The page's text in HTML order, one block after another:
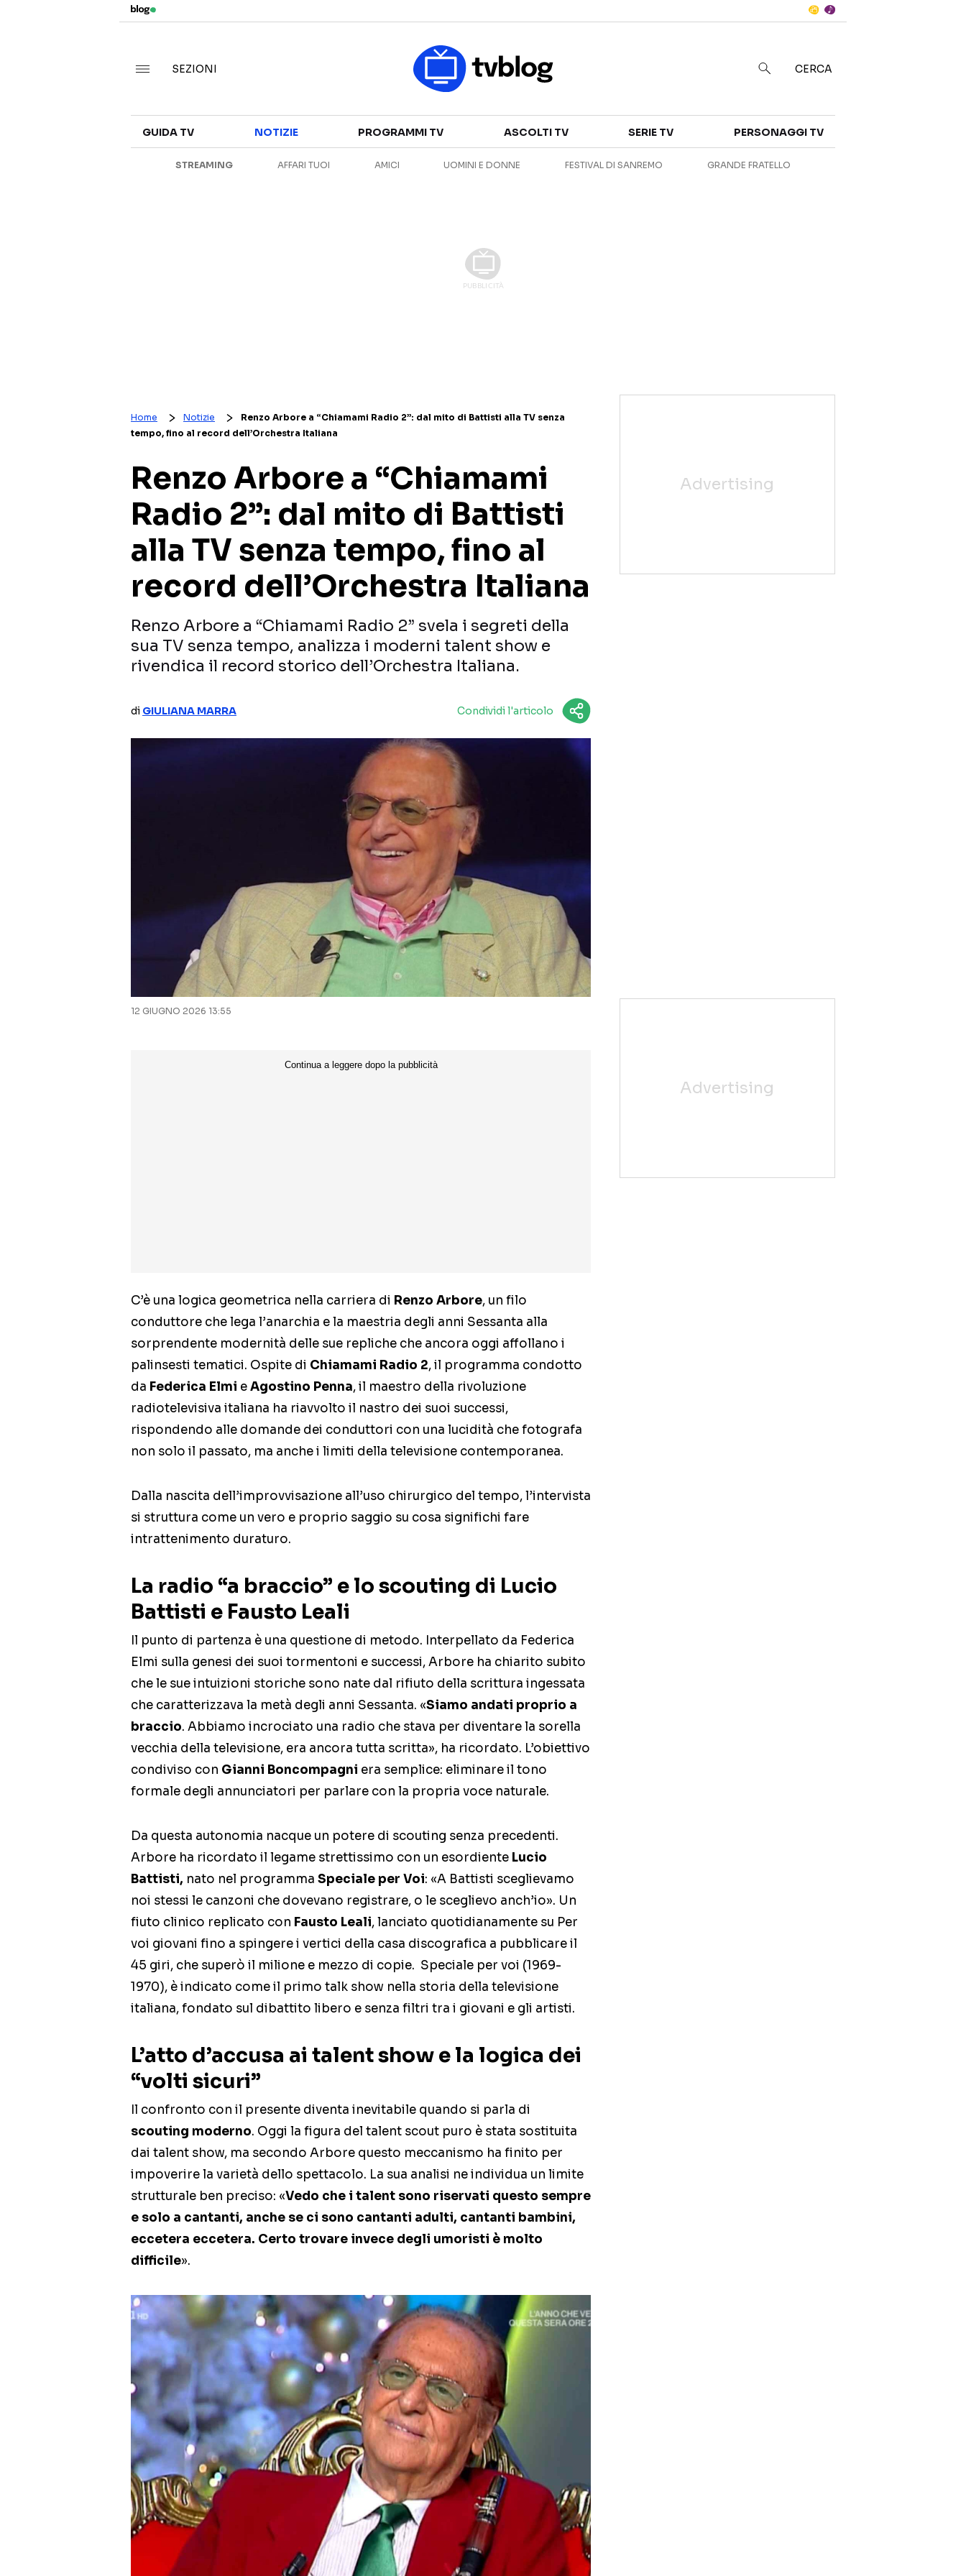
CANALI TV
SERIE TV
ANTEPRIME
SEZIONI CERCA
GUIDA TV NOTIZIE PROGRAMMI TV ASCOLTI TV SERIE TV PERSONAGGI TV
STREAMING AFFARI TUOI AMICI UOMINI E DONNE FESTIVAL DI SANREMO GRANDE FRATELLO
Home Notizie
Renzo Arbore a “Chiamami Radio 2”: dal mito di Battisti alla TV senza
tempo, fino al record dell’Orchestra Italiana
Renzo Arbore a “Chiamami
Radio 2”: dal mito di Battisti
alla TV senza tempo, fino al
record dell’Orchestra Italiana
Renzo Arbore a “Chiamami Radio 2” svela i segreti della
sua TV senza tempo, analizza i moderni talent show e
rivendica il record storico dell’Orchestra Italiana.
di GIULIANA MARRA Condividi l'articolo
12 GIUGNO 2026 13:55
C’è una logica geometrica nella carriera di Renzo Arbore, un filo
conduttore che lega l’anarchia e la maestria degli anni Sessanta alla
sorprendente modernità delle sue repliche che ancora oggi affollano i
palinsesti tematici. Ospite di Chiamami Radio 2, il programma condotto
da Federica Elmi eAgostino Penna, il maestro della rivoluzione
radiotelevisiva italiana ha riavvolto il nastro dei suoi successi,
rispondendo alle domande dei conduttori con una lucidità che fotografa
non solo il passato, ma anche i limiti della televisione contemporanea.
Dalla nascita dell’improvvisazione all’uso chirurgico del tempo, l’intervista
si struttura come un vero e proprio saggio su cosa significhi fare
intrattenimento duraturo.
La radio “a braccio” e lo scouting di Lucio
Battisti e Fausto Leali
Il punto di partenza è una questione di metodo. Interpellato da Federica
Elmi sulla genesi dei suoi tormentoni e successi, Arbore ha chiarito subito
che le sue intuizioni storiche sono nate dal rifiuto della scrittura ingessata
che caratterizzava la metà degli anni Sessanta. «Siamo andati proprio a
braccio. Abbiamo incrociato una radio che stava per diventare la sorella
vecchia della televisione, era ancora tutta scritta», ha ricordato. L’obiettivo
condiviso con Gianni Boncompagni era semplice: eliminare il tono
formale degli annunciatori per parlare con la propria voce naturale.
Da questa autonomia nacque un potere di scouting senza precedenti.
Arbore ha ricordato il legame strettissimo con un esordiente Lucio
Battisti, nato nel programma Speciale per Voi: «A Battisti sceglievamo
noi stessi le canzoni che dovevano registrare, o le sceglievo anch’io». Un
fiuto clinico replicato con Fausto Leali, lanciato quotidianamente su Per
voi giovani fino a spingere i vertici della casa discografica a pubblicare il
45 giri, che superò il milione e mezzo di copie. Speciale per voi (1969-
1970), è indicato come il primo talk show nella storia della televisione
italiana, fondato sul dibattito libero e senza filtri tra i giovani e gli artisti.
L’atto d’accusa ai talent show e la logica dei
“volti sicuri”
Il confronto con il presente diventa inevitabile quando si parla di
scouting moderno. Oggi la figura del talent scout puro è stata sostituita
dai talent show, ma secondo Arbore questo meccanismo ha finito per
impoverire la varietà dello spettacolo. La sua analisi ne individua un limite
strutturale ben preciso: «Vedo che i talent sono riservati questo sempre
e solo a cantanti, anche se ci sono cantanti adulti, cantanti bambini,
eccetera eccetera. Certo trovare invece degli umoristi è molto
difficile».